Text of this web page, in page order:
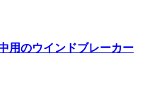
用のウインドブレーカー